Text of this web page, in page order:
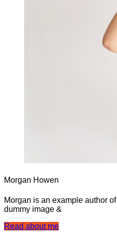
Morgan Howen
Morgan is an example author
dummy image &
Read about me